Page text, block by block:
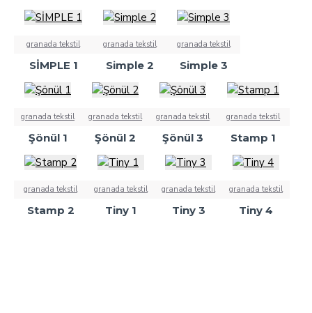
granada tekstil
SİMPLE 1
granada tekstil
Simple 2
granada tekstil
Simple 3
granada tekstil
Şönül 1
granada tekstil
Şönül 2
granada tekstil
Şönül 3
granada tekstil
Stamp 1
granada tekstil
Stamp 2
granada tekstil
Tiny 1
granada tekstil
Tiny 3
granada tekstil
Tiny 4